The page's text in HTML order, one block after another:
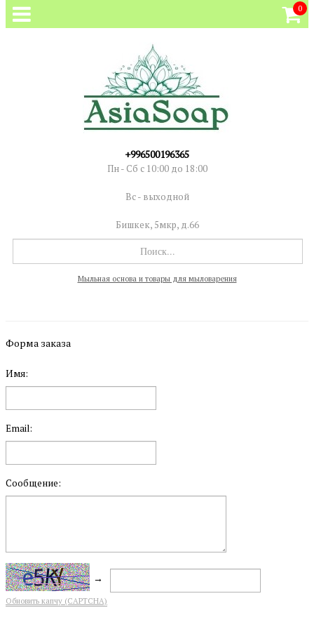
0
+996500196365
Пн - Сб с 10:00 до 18:00
Вс - выходной
Бишкек, 5мкр, д.66
Мыльная основа и товары для мыловарения
Форма заказа
Имя:
Email:
Сообщение:
→
Обновить капчу (CAPTCHA)